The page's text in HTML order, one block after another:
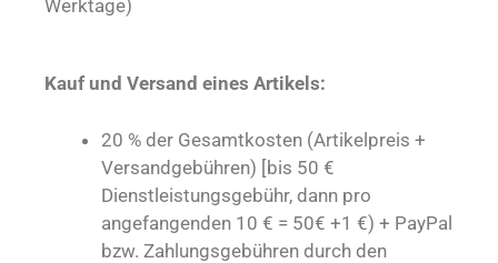
Werktage)
Kauf und Versand eines Artikels:
20 % der Gesamtkosten (Artikelpreis +
Versandgebühren) [bis 50 €
Dienstleistungsgebühr, dann pro
angefangenden 10 € = 50€ +1 €) + PayPal
bzw. Zahlungsgebühren durch den